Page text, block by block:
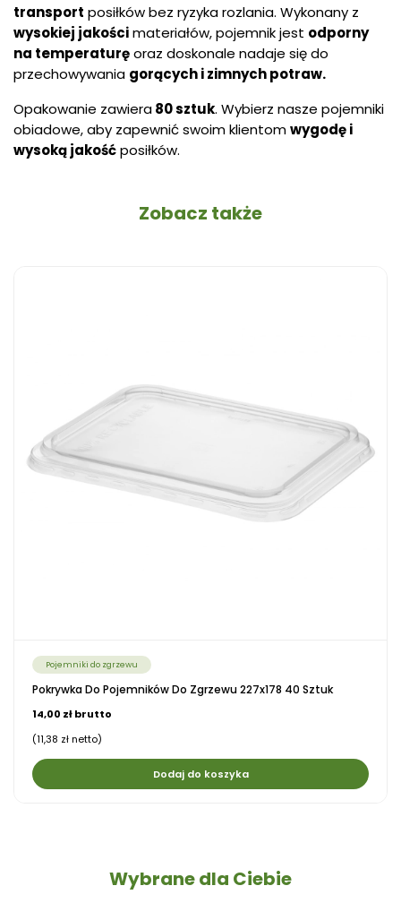
transport posiłków bez ryzyka rozlania. Wykonany z
wysokiej jakościmateriałów, pojemnik jest odporny
na temperaturęoraz doskonale nadaje się do
przechowywania gorących i zimnych potraw.
Opakowanie zawiera80 sztuk. Wybierz nasze pojemniki
obiadowe, aby zapewnić swoim klientomwygodę i
wysoką jakośćposiłków.
Zobacz także
Pojemniki do zgrzewu
Pokrywka Do Pojemników Do Zgrzewu 227x178 40 Sztuk
14,00 zł brutto
(11,38 zł netto)
Dodaj do koszyka
Wybrane dla Ciebie